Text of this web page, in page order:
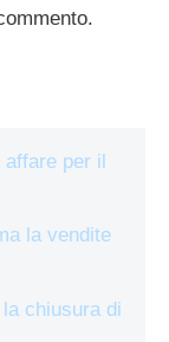
affare per il
la vendite
chiusura di